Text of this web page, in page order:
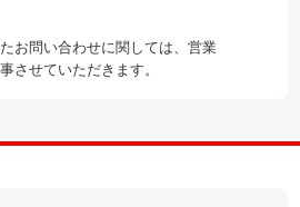
お問い合わせに関しては、営業
させていただきます。